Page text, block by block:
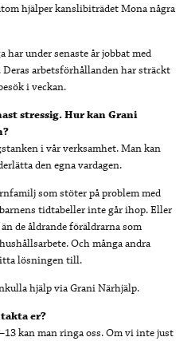
hjälper kanslibiträdet Mona några
har under senaste år jobbat med
arbetsförhållanden har sträckt
i veckan.
stressig. Hur kan Grani
i vår verksamhet. Man kan
den egna vardagen.
som stöter på problem med
tidtabeller inte går ihop. Eller
de åldrande föräldrarna som
Och många andra
lösningen till.
hjälp via Grani Närhjälp.
er?
kan man ringa oss. Om vi inte just